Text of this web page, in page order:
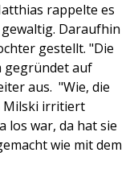
rappelte es
Daraufhin
gestellt. "Die
gegründet auf
aus. "Wie, die
Milski irritiert
los war, da hat sie
wie mit dem